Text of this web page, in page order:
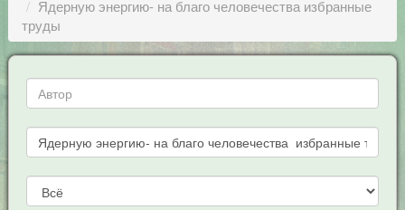
Ядерную энергию- на благо человечества избранные
труды